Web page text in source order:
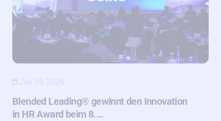
Juli 15, 2026
Blended Leading® gewinnt den Innovation
in HR Award beim 8.…